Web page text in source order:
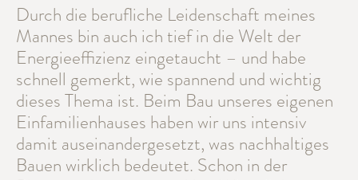
Durch die berufliche Leidenschaft meines
Mannes bin auch ich tief in die Welt der
Energieeffizienz eingetaucht – und habe
schnell gemerkt, wie spannend und wichtig
dieses Thema ist. Beim Bau unseres eigenen
Einfamilienhauses haben wir uns intensiv
damit auseinandergesetzt, was nachhaltiges
Bauen wirklich bedeutet. Schon in der